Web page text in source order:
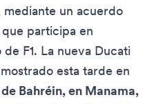
un acuerdo
participa en
F1. La nueva Ducati
esta tarde en
Bahréin, en Manama,